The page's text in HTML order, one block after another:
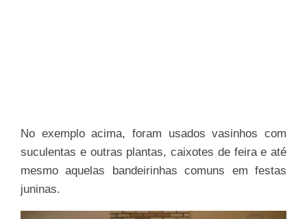
No exemplo acima, foram usados vasinhos com
suculentas e outras plantas, caixotes de feira e até
mesmo aquelas bandeirinhas comuns em festas
juninas.